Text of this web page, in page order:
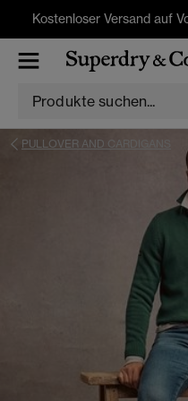
Kostenloser Versand auf
PULLOVER AND CARDIGANS